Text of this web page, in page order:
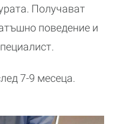
Получават
поведение и
7-9 месеца.